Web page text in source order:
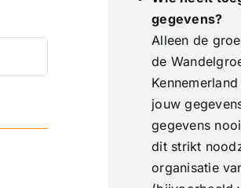
gegevens?
Alleen de
de
jouw
gegevens
dit strikt
organisatie